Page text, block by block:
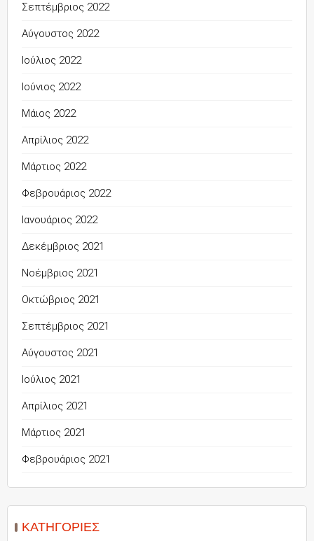
Σεπτέμβριος 2022
Αύγουστος 2022
Ιούλιος 2022
Ιούνιος 2022
Μάιος 2022
Απρίλιος 2022
Μάρτιος 2022
Φεβρουάριος 2022
Ιανουάριος 2022
Δεκέμβριος 2021
Νοέμβριος 2021
Οκτώβριος 2021
Σεπτέμβριος 2021
Αύγουστος 2021
Ιούλιος 2021
Απρίλιος 2021
Μάρτιος 2021
Φεβρουάριος 2021
KΑΤΗΓΟΡΊΕΣ